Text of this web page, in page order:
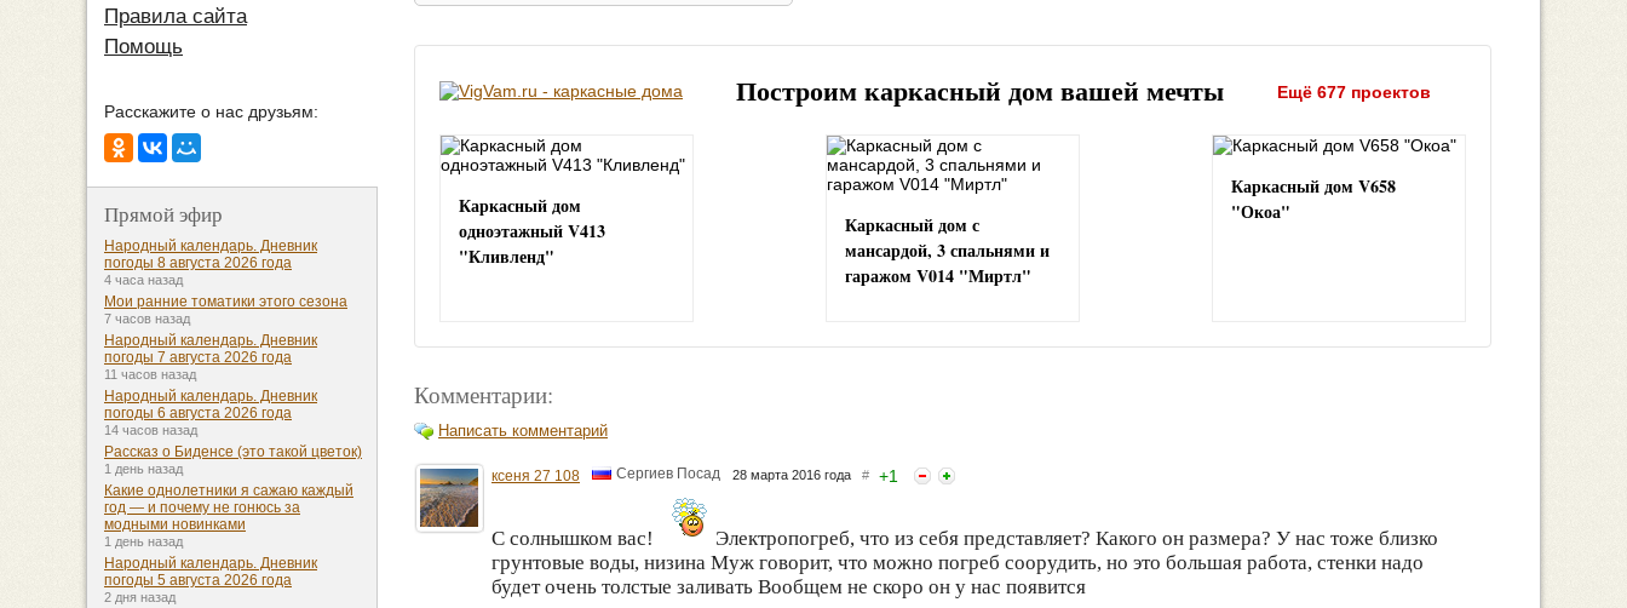
Построим каркасный дом вашей мечты Ещё 677 проектов
Каркасный дом
одноэтажный V413
"Кливленд"
Каркасный дом с
мансардой, 3 спальнями и
гаражом V014 "Миртл"
Каркасный дом V658
"Окоа"
Комментарии:
Написать комментарий
ксеня 27 108 Сергиев Посад 28 марта 2016 года # +1
С солнышком вас!
Электропогреб, что из себя представляет? Какого он размера? У нас тоже близко
грунтовые воды, низина Муж говорит, что можно погреб соорудить, но это большая работа, стенки надо
будет очень толстые заливать Вообщем не скоро он у нас появится
Правила сайта
Помощь
Расскажите о нас друзьям:
Прямой эфир
Народный календарь. Дневник
погоды 8 августа 2026 года
4 часа назад
Мои ранние томатики этого сезона
7 часов назад
Народный календарь. Дневник
погоды 7 августа 2026 года
11 часов назад
Народный календарь. Дневник
погоды 6 августа 2026 года
14 часов назад
Рассказ о Биденсе (это такой цветок)
1 день назад
Какие однолетники я сажаю каждый
год — и почему не гонюсь за
модными новинками
1 день назад
Народный календарь. Дневник
погоды 5 августа 2026 года
2 дня назад